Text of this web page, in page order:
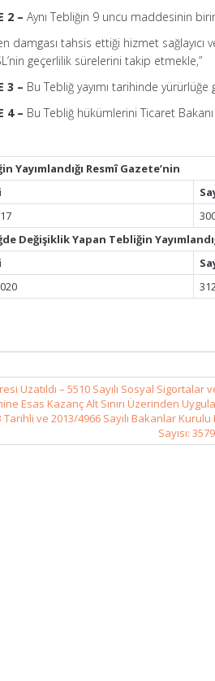
2 – Aynı Tebliğin 9 uncu maddesinin
damgası tahsis ettiği hizmet sağlayıcı
geçerlilik sürelerini takip etmekle,”
3 – Bu Tebliğ yayımı tarihinde yürürlüğe
4 – Bu Tebliğ hükümlerini Ticaret
Yayımlandığı Resmî Gazete’nin
Değişiklik Yapan Tebliğin
Uzatıldı – 5510 Sayılı Sosyal
Esas Kazanç Alt Sınırı Üzerinden
ve 2013/4966 Sayılı Bakanlar
Sayısı: